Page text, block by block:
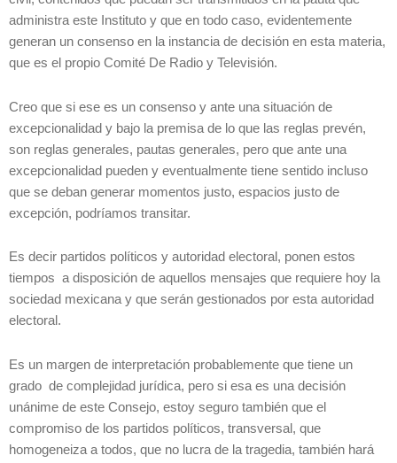
administra este Instituto y que en todo caso, evidentemente
generan un consenso en la instancia de decisión en esta materia,
que es el propio Comité De Radio y Televisión.
Creo que si ese es un consenso y ante una situación de
excepcionalidad y bajo la premisa de lo que las reglas prevén,
son reglas generales, pautas generales, pero que ante una
excepcionalidad pueden y eventualmente tiene sentido incluso
que se deban generar momentos justo, espacios justo de
excepción, podríamos transitar.
Es decir partidos políticos y autoridad electoral, ponen estos
tiempos a disposición de aquellos mensajes que requiere hoy la
sociedad mexicana y que serán gestionados por esta autoridad
electoral.
Es un margen de interpretación probablemente que tiene un
grado de complejidad jurídica, pero si esa es una decisión
unánime de este Consejo, estoy seguro también que el
compromiso de los partidos políticos, transversal, que
homogeneiza a todos, que no lucra de la tragedia, también hará